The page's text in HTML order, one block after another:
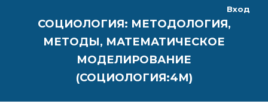
СОЦИОЛОГИЯ: МЕТОДОЛОГИЯ,
МЕТОДЫ, МАТЕМАТИЧЕСКОЕ
МОДЕЛИРОВАНИЕ
(СОЦИОЛОГИЯ:4М)
Вход